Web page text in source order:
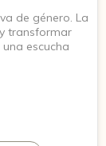
de género. La
transformar
escucha